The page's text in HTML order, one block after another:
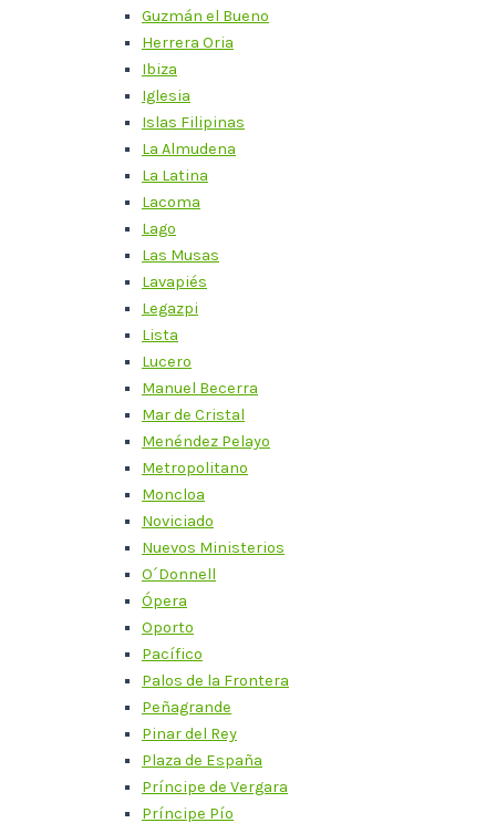
Guzmán el Bueno
Herrera Oria
Ibiza
Iglesia
Islas Filipinas
La Almudena
La Latina
Lacoma
Lago
Las Musas
Lavapiés
Legazpi
Lista
Lucero
Manuel Becerra
Mar de Cristal
Menéndez Pelayo
Metropolitano
Moncloa
Noviciado
Nuevos Ministerios
O´Donnell
Ópera
Oporto
Pacífico
Palos de la Frontera
Peñagrande
Pinar del Rey
Plaza de España
Príncipe de Vergara
Príncipe Pío